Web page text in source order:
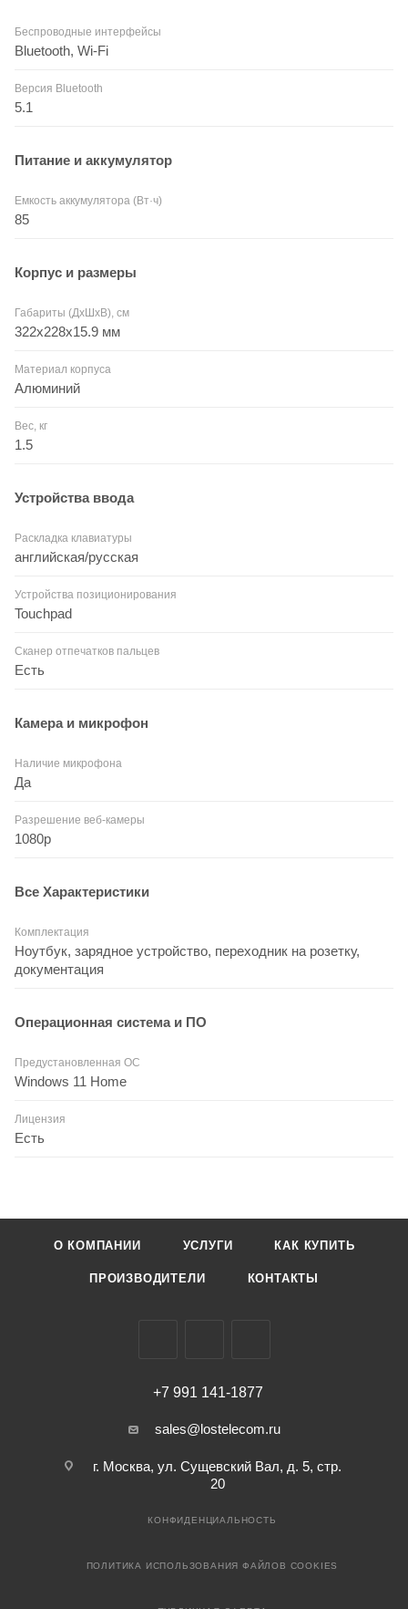
Беспроводные интерфейсы
Bluetooth, Wi-Fi
Версия Bluetooth
5.1
Питание и аккумулятор
Емкость аккумулятора (Вт·ч)
85
Корпус и размеры
Габариты (ДхШхВ), см
322x228x15.9 мм
Материал корпуса
Алюминий
Вес, кг
1.5
Устройства ввода
Раскладка клавиатуры
английская/русская
Устройства позиционирования
Touchpad
Сканер отпечатков пальцев
Есть
Камера и микрофон
Наличие микрофона
Да
Разрешение веб-камеры
1080p
Все Характеристики
Комплектация
Ноутбук, зарядное устройство, переходник на розетку,
документация
Операционная система и ПО
Предустановленная ОС
Windows 11 Home
Лицензия
Есть
О КОМПАНИИ УСЛУГИ КАК КУПИТЬ
ПРОИЗВОДИТЕЛИ КОНТАКТЫ
+7 991 141-1877
sales@lostelecom.ru
г. Москва, ул. Сущевский Вал, д. 5, стр.
20
КОНФИДЕНЦИАЛЬНОСТЬ
ПОЛИТИКА ИСПОЛЬЗОВАНИЯ ФАЙЛОВ COOKIES